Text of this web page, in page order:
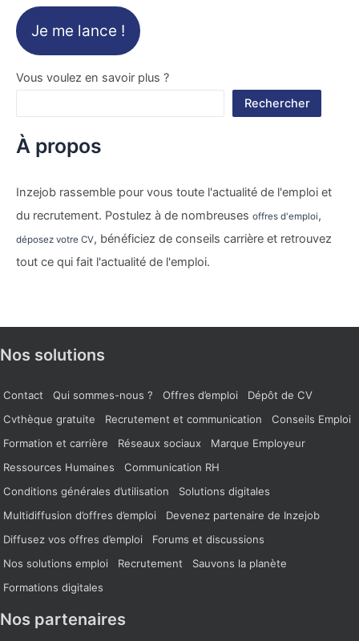
Je me lance !
Vous voulez en savoir plus ?
Rechercher
À propos
Inzejob rassemble pour vous toute l'actualité de l'emploi et
du recrutement. Postulez à de nombreuses offres d'emploi,
déposez votre CV, bénéficiez de conseils carrière et retrouvez
tout ce qui fait l'actualité de l'emploi.
Nos solutions
Contact Qui sommes-nous ? Offres d’emploi
Dépôt de CV
Cvthèque gratuite
Recrutement et communication
Conseils Emploi
Formation et carrière
Réseaux sociaux
Marque Employeur
Ressources Humaines
Communication RH
Conditions générales d’utilisation
Solutions digitales
Multidiffusion d’offres d’emploi
Devenez partenaire de Inzejob
Diffusez vos offres d’emploi
Forums et discussions
Nos solutions emploi
Recrutement
Sauvons la planète
Formations digitales
Nos partenaires